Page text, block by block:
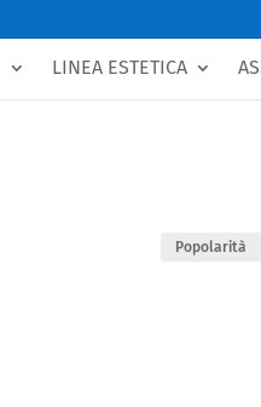
LINEA ESTETICA